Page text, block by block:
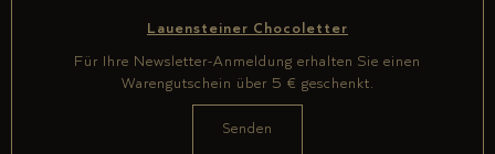
Lauensteiner Chocoletter
Für Ihre Newsletter-Anmeldung erhalten Sie einen
Warengutschein über 5 € geschenkt.